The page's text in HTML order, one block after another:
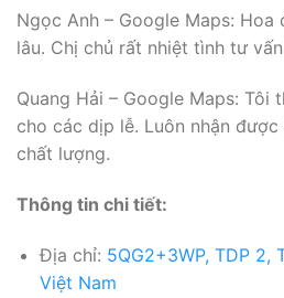
Ngọc Anh – Google Maps:
lâu. Chị chủ rất nhiệt tình tư
Quang Hải – Google Maps: Tôi
cho các dịp lễ. Luôn nhận
chất lượng.
Thông tin chi tiết:
Địa chỉ: 5QG2+3WP, TDP 2,
Việt Nam